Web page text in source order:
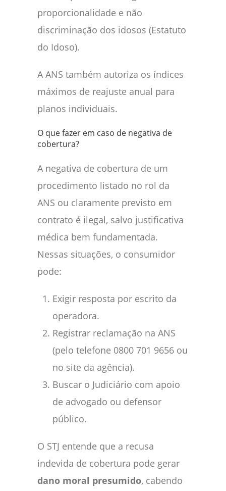
proporcionalidade e não
discriminação dos idosos (Estatuto
do Idoso).
A ANS também autoriza os índices
máximos de reajuste anual para
planos individuais.
O que fazer em caso de negativa de
cobertura?
A negativa de cobertura de um
procedimento listado no rol da
ANS ou claramente previsto em
contrato é ilegal, salvo justificativa
médica bem fundamentada.
Nessas situações, o consumidor
pode:
Exigir resposta por escrito da
operadora.
Registrar reclamação na ANS
(pelo telefone 0800 701 9656 ou
no site da agência).
Buscar o Judiciário com apoio
de advogado ou defensor
público.
O STJ entende que a recusa
indevida de cobertura pode gerar
dano moral presumido, cabendo